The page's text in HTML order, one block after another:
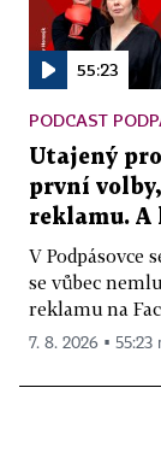
55:23
PODCAST
Utajený
první
reklamu. A
V Podpásovce
se vůbec
reklamu na
7. 8. 2026 ▪ 55:23